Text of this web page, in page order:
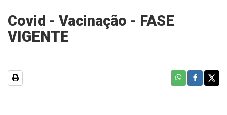
Covid - Vacinação - FASE
VIGENTE